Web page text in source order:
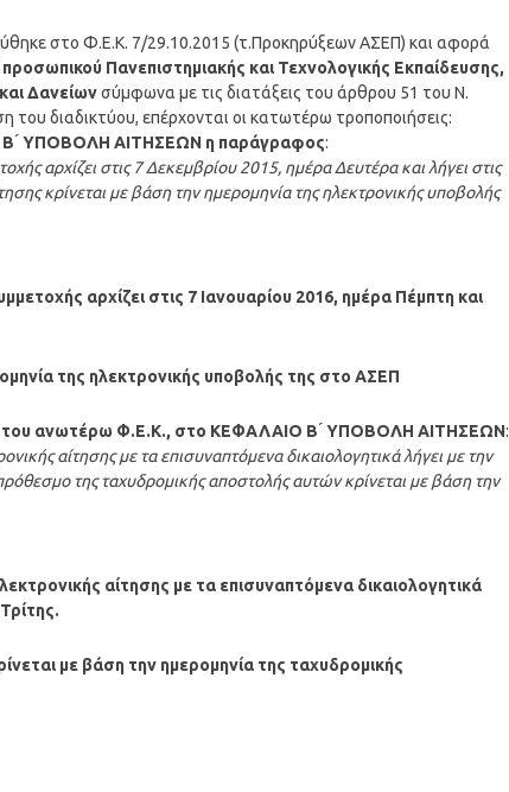
στο Φ.Ε.Κ. 7/29.10.2015 (τ.Προκηρύξεων ΑΣΕΠ) και αφορά
Πανεπιστημιακής και Τεχνολογικής Εκπαίδευσης,
Δανείωνσύμφωνα με τις διατάξεις του άρθρου 51 του Ν.
διαδικτύου, επέρχονται οι κατωτέρω τροποποιήσεις:
Β ́ ΥΠΟΒΟΛΗ ΑΙΤΗΣΕΩΝ η παράγραφος:
αρχίζει στις 7 Δεκεμβρίου 2015, ημέρα Δευτέρα και λήγει στις
κρίνεται με βάση την ημερομηνία της ηλεκτρονικής υποβολής
αρχίζει στις 7 Ιανουαρίου 2016, ημέρα Πέμπτη και
της ηλεκτρονικής υποβολής της στο ΑΣΕΠ
του ανωτέρω Φ.Ε.Κ., στο ΚΕΦΑΛΑΙΟ Β ́ ΥΠΟΒΟΛΗ ΑΙΤΗΣΕΩΝ:
αίτησης με τα επισυναπτόμενα δικαιολογητικά λήγει με την
της ταχυδρομικής αποστολής αυτών κρίνεται με βάση την
αίτησης με τα επισυναπτόμενα δικαιολογητικά
με βάση την ημερομηνία της ταχυδρομικής